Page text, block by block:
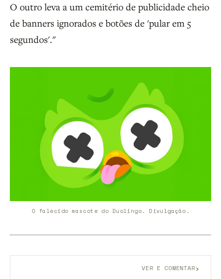
O outro leva a um cemitério de publicidade cheio
de banners ignorados e botões de 'pular em 5
segundos'."
O falecido mascote do Duolingo. Divulgação.
VER E COMENTAR›